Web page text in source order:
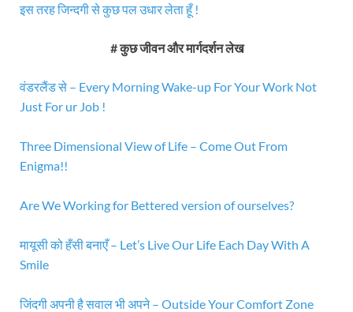
इस तरह जिन्दगी से कुछ पल उधार लेता हूँ !
# कुछ जीवन और मार्गदर्शन लेख
वंडरलैंड से – Every Morning Wake-up For Your Work Not
Just For ur Job !
Three Dimensional View of Life – Come Out From
Enigma!!
Are We Working for Bettered version of ourselves?
मायूसी को हँसी बनाएँ – Let’s Live Our Life Each Day With A
Smile
जिंदगी अपनी है सवाल भी अपने – Outside Your Comfort Zone